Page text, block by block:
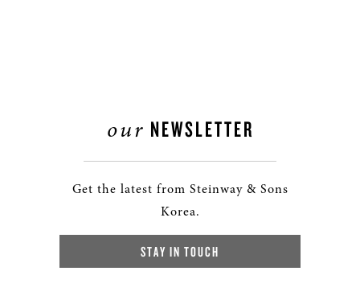
our NEWSLETTER
Get the latest from Steinway & Sons
Korea.
STAY IN TOUCH